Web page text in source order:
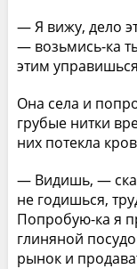
— Я вижу, дело
— возьмись-ка
этим
Она села и
грубые нитки
них потекла
— Видишь, —
не годишься,
Попробую-ка я
глиняной
рынок и